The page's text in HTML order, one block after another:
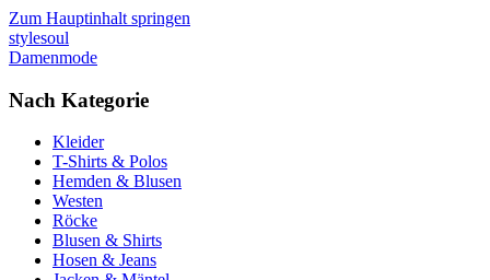
Zum Hauptinhalt springen
stylesoul
Damenmode
Nach Kategorie
Kleider
T-Shirts & Polos
Hemden & Blusen
Westen
Röcke
Blusen & Shirts
Hosen & Jeans